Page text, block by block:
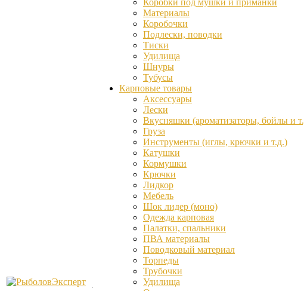
Коробки под мушки и приманки
Материалы
Коробочки
Подлески, поводки
Тиски
Удилища
Шнуры
Тубусы
Карповые товары
Аксессуары
Лески
Вкусняшки (ароматизаторы, бойлы и
Груза
Инструменты (иглы, крючки и т.д.)
Катушки
Кормушки
Крючки
Лидкор
Мебель
Шок лидер (моно)
Одежда карповая
Палатки, спальники
ПВА материалы
Поводковый материал
Торпеды
Трубочки
Удилища